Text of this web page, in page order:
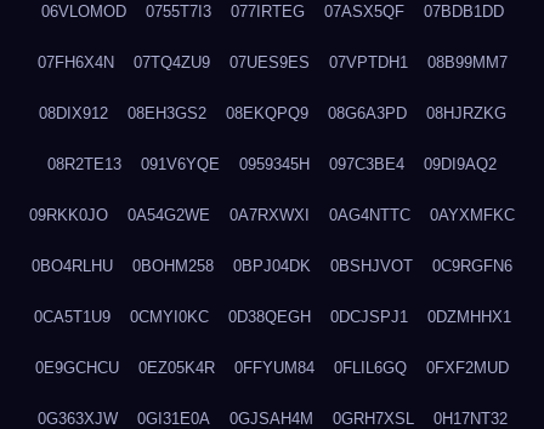
06VLOMOD 0755T7I3 077IRTEG 07ASX5QF 07BDB1DD
07FH6X4N 07TQ4ZU9 07UES9ES 07VPTDH1 08B99MM7
08DIX912 08EH3GS2 08EKQPQ9 08G6A3PD 08HJRZKG
08R2TE13 091V6YQE 0959345H 097C3BE4 09DI9AQ2
09RKK0JO 0A54G2WE 0A7RXWXI 0AG4NTTC 0AYXMFKC
0BO4RLHU 0BOHM258 0BPJ04DK 0BSHJVOT 0C9RGFN6
0CA5T1U9 0CMYI0KC 0D38QEGH 0DCJSPJ1 0DZMHHX1
0E9GCHCU 0EZ05K4R 0FFYUM84 0FLIL6GQ 0FXF2MUD
0G363XJW 0GI31E0A 0GJSAH4M 0GRH7XSL 0H17NT32